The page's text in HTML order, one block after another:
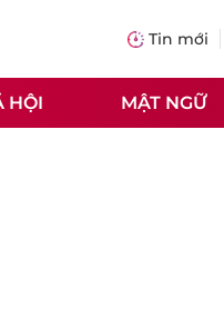
Tin mới
HỘI MẬT NGỮ